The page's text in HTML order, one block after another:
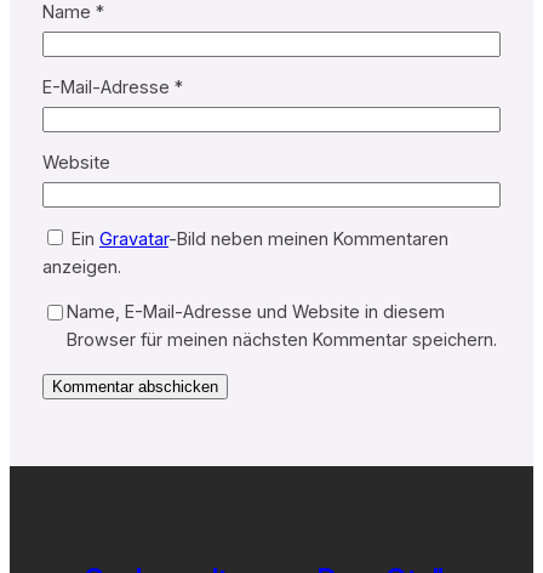
Name *
E-Mail-Adresse *
Website
Ein Gravatar-Bild neben meinen Kommentaren
anzeigen.
Name, E-Mail-Adresse und Website in diesem
Browser für meinen nächsten Kommentar speichern.